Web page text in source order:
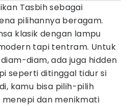
Tasbih sebagai
pilihannya beragam.
klasik dengan lampu
tapi tentram. Untuk
diam, ada juga hidden
seperti ditinggal tidur si
kamu bisa pilih-pilih
dan menikmati